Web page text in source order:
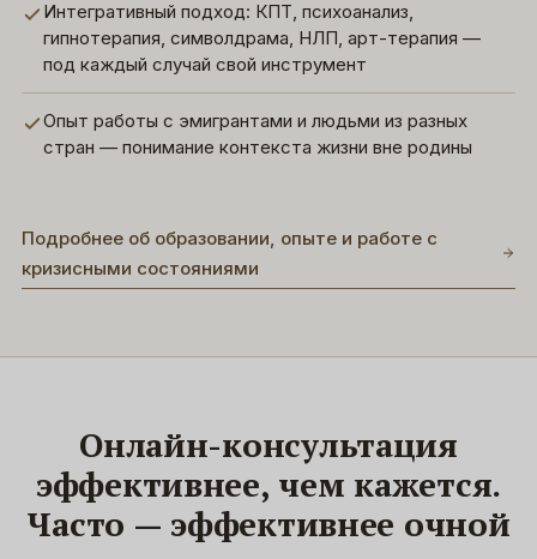
Интегративный подход: КПТ, психоанализ,
гипнотерапия, символдрама, НЛП, арт-терапия —
под каждый случай свой инструмент
Опыт работы с эмигрантами и людьми из разных
стран — понимание контекста жизни вне родины
Подробнее об образовании, опыте и работе с
кризисными состояниями
Онлайн-консультация
эффективнее, чем кажется.
Часто — эффективнее очной